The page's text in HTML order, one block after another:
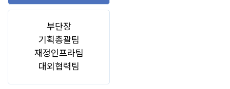
부단장
기획총괄팀
재정인프라팀
대외협력팀